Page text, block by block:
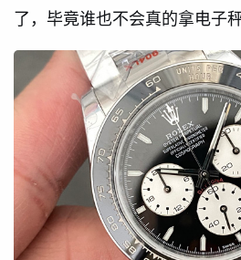
了，毕竟谁也不会真的拿电子